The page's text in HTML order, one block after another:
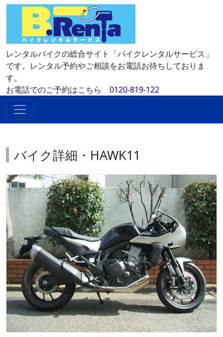
レンタルバイクの総合サイト「バイクレンタルサービス」
です。レンタル予約やご相談をお電話お待ちしておりま
す。
お電話でのご予約はこちら 0120-819-122
バイク詳細・HAWK11